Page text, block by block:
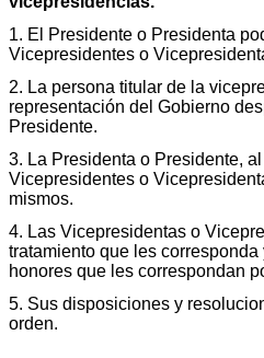
1. El Presidente o Presidenta
Vicepresidentes o
2. La persona titular de la
representación del Gobierno
Presidente.
3. La Presidenta o Presidente,
Vicepresidentes o
mismos.
4. Las Vicepresidentas o
tratamiento que les
honores que les correspondan
5. Sus disposiciones y
orden.